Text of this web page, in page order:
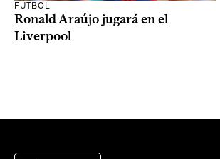
FÚTBOL
Ronald Araújo jugará en el
Liverpool